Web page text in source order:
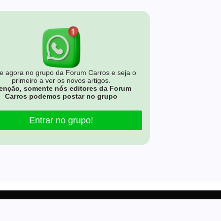
agora no grupo da Forum Carros e seja o
primeiro a ver os novos artigos.
somente nós editores da Forum
Carros podemos postar no grupo
Entrar no grupo!